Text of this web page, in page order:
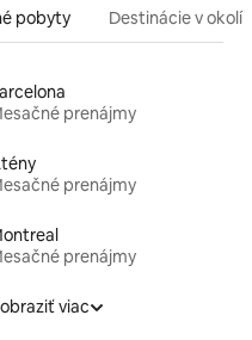
pobyty Destinácie v okolí
prenájmy
prenájmy
prenájmy
viac